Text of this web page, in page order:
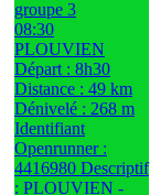
groupe 3
08:30
PLOUVIEN
Départ : 8h30
Distance : 49 km
Dénivelé : 268 m
Identifiant
Openrunner :
4416980 Descriptif
: PLOUVIEN -